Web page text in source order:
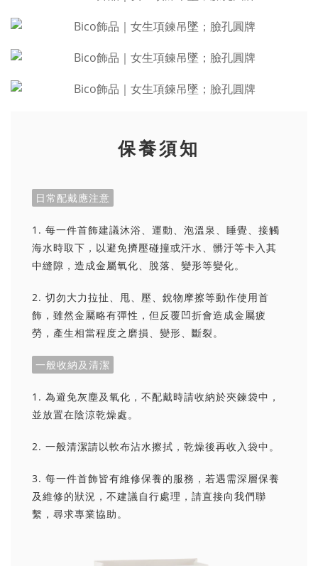
保養須知
日常配戴應注意
1. 每一件首飾建議沐浴、運動、泡溫泉、睡覺、接觸
海水時取下，以避免擠壓碰撞或汗水、髒汙等卡入其
中縫隙，造成金屬氧化、脫落、變形等變化。
2. 切勿大力拉扯、甩、壓、銳物摩擦等動作使用首
飾，雖然金屬略有彈性，但反覆凹折會造成金屬疲
勞，產生相當程度之磨損、變形、斷裂。
一般收納及清潔
1. 為避免灰塵及氧化，不配戴時請收納於夾鍊袋中，
並放置在陰涼乾燥處。
2. 一般清潔請以軟布沾水擦拭，乾燥後再收入袋中。
3. 每一件首飾皆有維修保養的服務，若遇需深層保養
及維修的狀況，不建議自行處理，請直接向我們聯
繫，尋求專業協助。